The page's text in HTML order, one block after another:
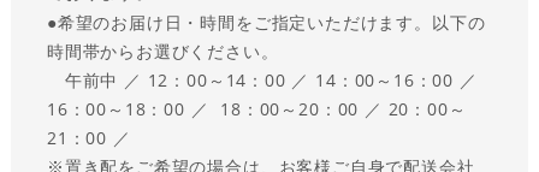
●希望のお届け日・時間をご指定いただけます。以下の
時間帯からお選びください。
午前中 ／ 12：00～14：00 ／ 14：00～16：00 ／
16：00～18：00 ／ 18：00～20：00 ／ 20：00～
21：00 ／
※置き配をご希望の場合は、お客様ご自身で配送会社